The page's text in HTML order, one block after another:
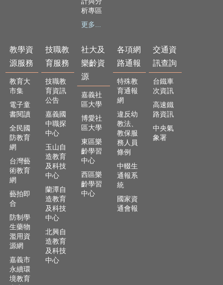
社
大
及
樂
齡
資
源
各
項
網
路
通
報
交
通
資
訊
查
詢
回
首
析專區
更多...
教學資
源服務
教育大
市集
電子童
書閱讀
全民國
防教育
網
台灣藝
術教育
網
藝拍即
合
防制學
生藥物
濫用資
源網
嘉義市
永續環
境教育
技職教
育服務
技職教
育資訊
公告
嘉義國
中職探
中心
玉山自
造教育
及科技
中心
蘭潭自
造教育
及科技
中心
北興自
造教育
及科技
中心
社大及
樂齡資
源
嘉義社
區大學
博愛社
區大學
東區樂
齡學習
中心
西區樂
齡學習
中心
各項網
路通報
特殊教
育通報
網
違反幼
教法、
教保服
務人員
條例
中輟生
通報系
統
國家資
通會報
交通資
訊查詢
台鐵車
次資訊
高速鐵
路資訊
中央氣
象署